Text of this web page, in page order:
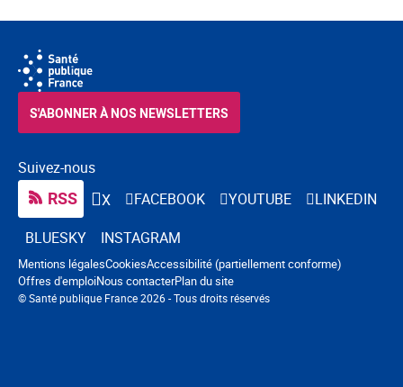
Suivez-nous
RSS X FACEBOOK YOUTUBE
LINKEDIN
BLUESKY
INSTAGRAM
S'ABONNER À NOS NEWSLETTERS
© Santé publique France 2026 - Tous droits réservés
Navigation pied de page
Mentions légalesCookiesAccessibilité (partiellement conforme)
Offres d'emploiNous contacterPlan du site